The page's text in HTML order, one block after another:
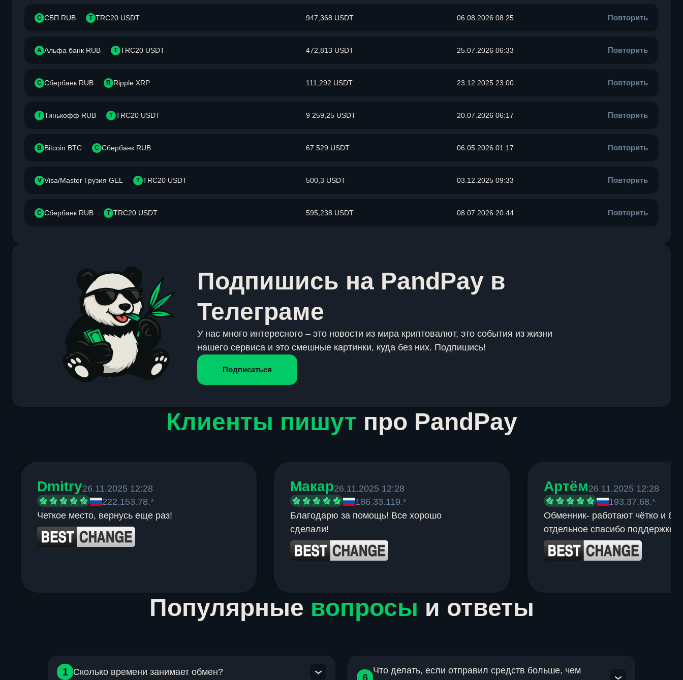
С СБП RUB T TRC20 USDT 947,368 USDT 06.08.2026 08:25 Повторить
А Альфа банк RUB T TRC20 USDT 472,813 USDT 25.07.2026 06:33 Повторить
С Сбербанк RUB R Ripple XRP 111,292 USDT 23.12.2025 23:00 Повторить
Т Тинькофф RUB T TRC20 USDT 9 259,25 USDT 20.07.2026 06:17 Повторить
B Bitcoin BTC С Сбербанк RUB 67 529 USDT 06.05.2026 01:17 Повторить
V Visa/Master Грузия GEL T TRC20 USDT 500,3 USDT 03.12.2025 09:33 Повторить
С Сбербанк RUB T TRC20 USDT 595,238 USDT 08.07.2026 20:44 Повторить
Подпишись на PandPay в
Телеграме
У нас много интересного – это новости из мира криптовалют, это события из жизни
нашего сервиса и это смешные картинки, куда без них. Подпишись!
Подписаться
Клиенты пишут про PandPay
Dmitry26.11.2025 12:28
222.153.78.*
Четкое место, вернусь еще раз!
Макар26.11.2025 12:28
186.33.119.*
Благодарю за помощь! Все хорошо
сделали!
Артём26.11.2025 12:28
193.37.68.*
Обменник- работают чётко и
отдельное спасибо поддержке.
Популярные вопросы и ответы
1 Сколько времени занимает обмен?
6
Что делать, если отправил средств больше, чем